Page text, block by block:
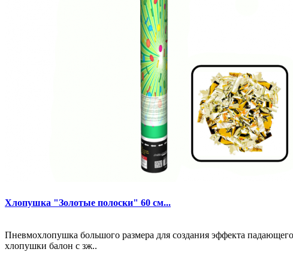
Хлопушка "Золотые полоски" 60 см...
Пневмохлопушка большого размера для создания эффекта
хлопушки балон с зж..